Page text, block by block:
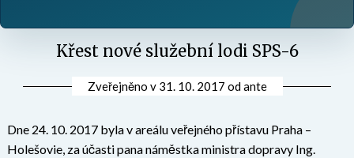
Křest nové služební lodi SPS-6
Zveřejněno v 31. 10. 2017 odante
Dne 24. 10. 2017 byla v areálu veřejného přístavu Praha –
Holešovie, za účasti pana náměstka ministra dopravy Ing.